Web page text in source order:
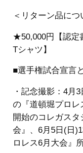
＜リターン品につ
★50,000円【認定
Tシャツ】
■選手権試合宣言
・記念撮影：4月
の『道頓堀プロレ
開始のコレガス
会』、6月5日(日
ロレス6月大会』